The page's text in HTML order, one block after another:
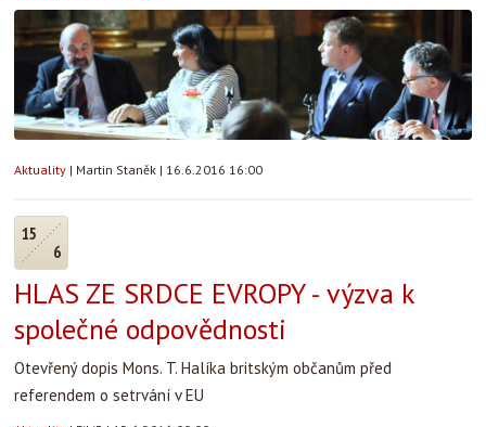
Aktuality | Martin Staněk | 16.6.2016 16:00
15
6
HLAS ZE SRDCE EVROPY - výzva k
společné odpovědnosti
Otevřený dopis Mons. T. Halíka britským občanům před
referendem o setrvání v EU